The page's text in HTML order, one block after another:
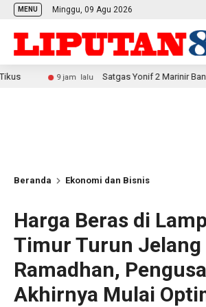
MENU Minggu, 09 Agu 2026
9 jam lalu Satgas Yonif 2 Marinir Bangun
Beranda Ekonomi dan Bisnis
Harga Beras di
Timur Turun Jelang
Ramadhan,
Akhirnya Mulai